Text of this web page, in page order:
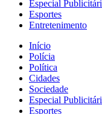
Especial
Esportes
Entretenimento
Início
Polícia
Política
Cidades
Sociedade
Especial
Esportes